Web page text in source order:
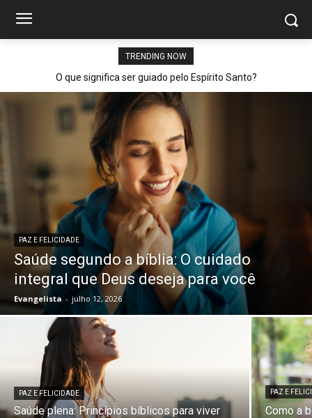
TRENDING NOW
O que significa ser guiado pelo Espírito Santo?
PAZ E FELICIDADE
Saúde segundo a bíblia: O cuidado
integral que Deus deseja para você
Evangelista - julho 12, 2026
PAZ E FELICIDADE
Saúde plena: Princípios bíblicos para viver
PAZ E
Como a